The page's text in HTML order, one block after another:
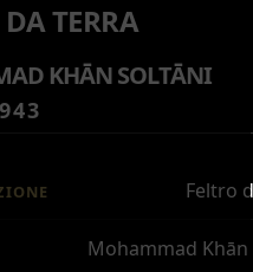
TERRA
KHĀN SOLTĀNI
Feltro
Mohammad Khān